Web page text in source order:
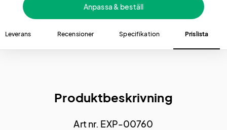
Anpassa & beställ
Leverans Recensioner Specifikation Prislista
Produktbeskrivning
Art nr. EXP-00760